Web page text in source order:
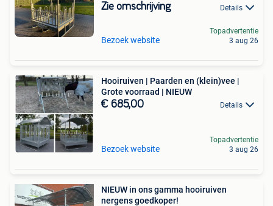
Zie omschrijving Details
Bezoek website
Topadvertentie
3 aug 26
Hooiruiven | Paarden en (klein)vee |
Grote voorraad | NIEUW
€ 685,00 Details
Bezoek website
Topadvertentie
3 aug 26
NIEUW in ons gamma hooiruiven
nergens goedkoper!